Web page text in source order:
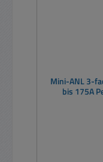
Mini-ANL 3-
bis 175A